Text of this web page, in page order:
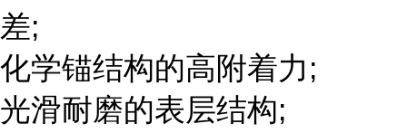
差;
化学锚结构的高附着力;
光滑耐磨的表层结构;